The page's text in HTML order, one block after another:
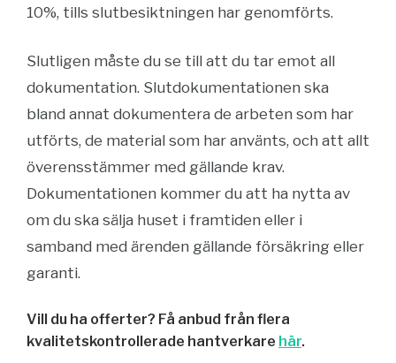
10%, tills slutbesiktningen har genomförts.
Slutligen måste du se till att du tar emot all
dokumentation. Slutdokumentationen ska
bland annat dokumentera de arbeten som har
utförts, de material som har använts, och att allt
överensstämmer med gällande krav.
Dokumentationen kommer du att ha nytta av
om du ska sälja huset i framtiden eller i
samband med ärenden gällande försäkring eller
garanti.
Vill du ha offerter? Få anbud från flera
kvalitetskontrollerade hantverkare här.